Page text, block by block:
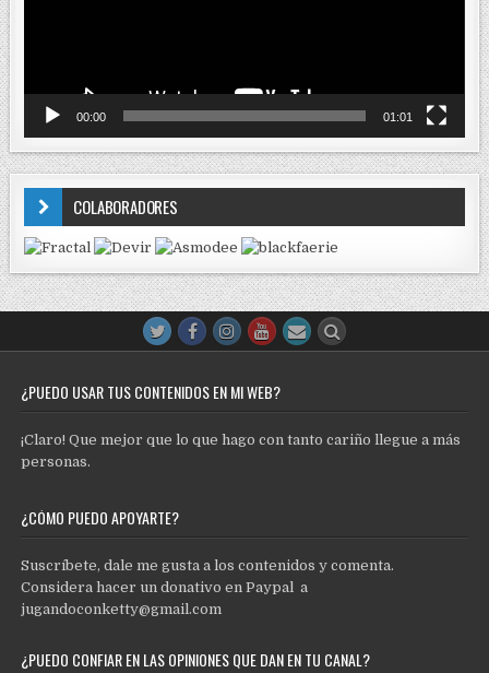
00:00 01:01
COLABORADORES
¿PUEDO USAR TUS CONTENIDOS EN MI WEB?
¡Claro! Que mejor que lo que hago con tanto cariño llegue a más
personas.
¿CÓMO PUEDO APOYARTE?
Suscríbete, dale me gusta a los contenidos y comenta.
Considera hacer un donativo en Paypal a
jugandoconketty@gmail.com
¿PUEDO CONFIAR EN LAS OPINIONES QUE DAN EN TU CANAL?